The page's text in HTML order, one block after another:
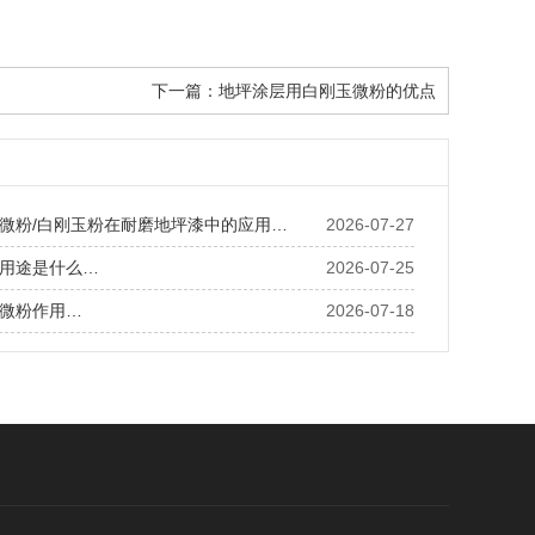
下一篇： 地坪涂层用白刚玉微粉的优点
2026-07-27
粉/白刚玉粉在耐磨地坪漆中的应用…
2026-07-25
途是什么…
2026-07-18
粉作用…